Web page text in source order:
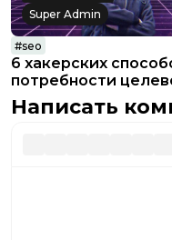
Super Admin
#seo
6 хакерских
потребности
аудитории
Написать